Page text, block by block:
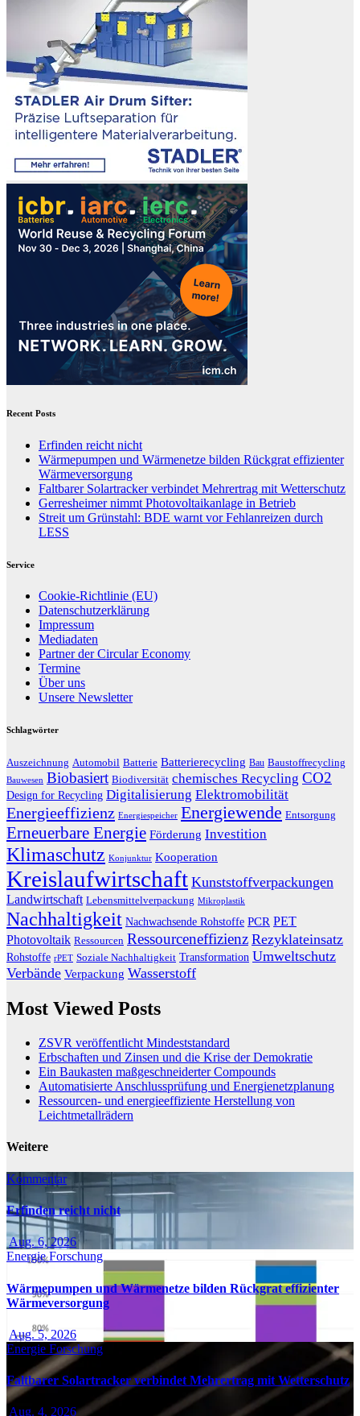
Recent Posts
Erfinden reicht nicht
Wärmepumpen und Wärmenetze bilden Rückgrat effizienter
Wärmeversorgung
Faltbarer Solartracker verbindet Mehrertrag mit Wetterschutz
Gerresheimer nimmt Photovoltaikanlage in Betrieb
Streit um Grünstahl: BDE warnt vor Fehlanreizen durch
LESS
Service
Cookie-Richtlinie (EU)
Datenschutzerklärung
Impressum
Mediadaten
Partner der Circular Economy
Termine
Über uns
Unsere Newsletter
Schlagwörter
Auszeichnung Automobil Batterie Batterierecycling Bau Baustoffrecycling
Bauwesen Biobasiert Biodiversität chemisches Recycling CO2
Design for Recycling Digitalisierung Elektromobilität
Energieeffizienz Energiespeicher Energiewende Entsorgung
Erneuerbare Energie Förderung Investition
Klimaschutz Konjunktur Kooperation
Kreislaufwirtschaft Kunststoffverpackungen
Landwirtschaft Lebensmittelverpackung Mikroplastik
Nachhaltigkeit Nachwachsende Rohstoffe PCR PET
Photovoltaik Ressourcen Ressourceneffizienz Rezyklateinsatz
Rohstoffe rPET Soziale Nachhaltigkeit Transformation Umweltschutz
Verbände Verpackung Wasserstoff
Most Viewed Posts
ZSVR veröffentlicht Mindeststandard
Erbschaften und Zinsen und die Krise der Demokratie
Ein Baukasten maßgeschneiderter Compounds
Automatisierte Anschlussprüfung und Energienetzplanung
Ressourcen- und energieeffiziente Herstellung von
Leichtmetallrädern
Weitere
Kommentar
Erfinden reicht nicht
Aug. 6, 2026
EnergieForschung
Wärmepumpen und Wärmenetze bilden Rückgrat effizienter
Wärmeversorgung
Aug. 5, 2026
Energie Forschung
Faltbarer Solartracker verbindet Mehrertrag mit Wetterschutz
Aug. 4, 2026